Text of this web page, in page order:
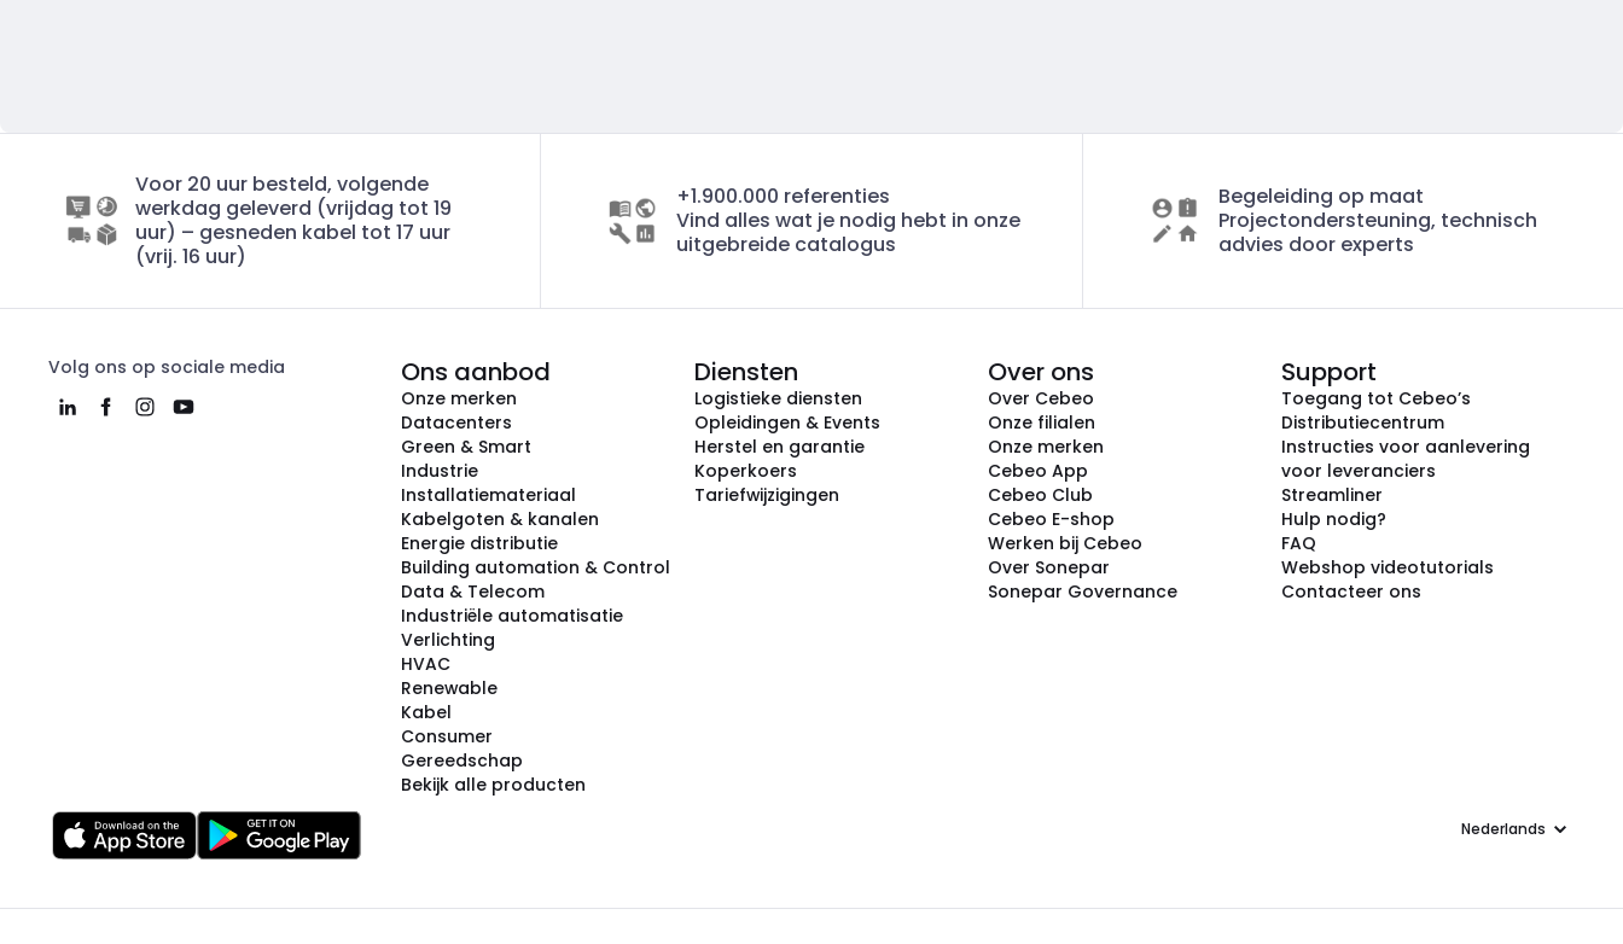
Voor 20 uur besteld, volgende
werkdag geleverd (vrijdag tot 19
uur) – gesneden kabel tot 17 uur
(vrij. 16 uur)
+1.900.000 referenties
Vind alles wat je nodig hebt in onze
uitgebreide catalogus
Begeleiding op maat
Projectondersteuning, technisch
advies door experts
Volg ons op sociale media Ons aanbod
Onze merken
Datacenters
Green & Smart
Industrie
Installatiemateriaal
Kabelgoten & kanalen
Energie distributie
Building automation & Control
Data & Telecom
Industriële automatisatie
Verlichting
HVAC
Renewable
Kabel
Consumer
Gereedschap
Bekijk alle producten
Diensten
Logistieke diensten
Opleidingen & Events
Herstel en garantie
Koperkoers
Tariefwijzigingen
Over ons
Over Cebeo
Onze filialen
Onze merken
Cebeo App
Cebeo Club
Cebeo E-shop
Werken bij Cebeo
Over Sonepar
Sonepar Governance
Support
Toegang tot Cebeo’s
Distributiecentrum
Instructies voor aanlevering
voor leveranciers
Streamliner
Hulp nodig?
FAQ
Webshop videotutorials
Contacteer ons
Taal